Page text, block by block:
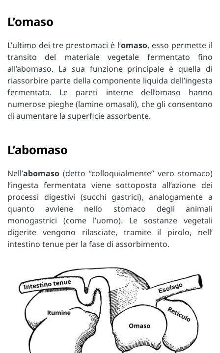
L’omaso
L’ultimo dei tre prestomaci è l’omaso, esso permette il
transito del materiale vegetale fermentato fino
all’abomaso. La sua funzione principale è quella di
riassorbire parte della componente liquida dell’ingesta
fermentata. Le pareti interne dell’omaso hanno
numerose pieghe (lamine omasali), che gli consentono
di aumentare la superficie assorbente.
L’abomaso
Nell’abomaso (detto “colloquialmente” vero stomaco)
l’ingesta fermentata viene sottoposta all’azione dei
processi digestivi (succhi gastrici), analogamente a
quanto avviene nello stomaco degli animali
monogastrici (come l’uomo). Le sostanze vegetali
digerite vengono rilasciate, tramite il pirolo, nell’
intestino tenue per la fase di assorbimento.